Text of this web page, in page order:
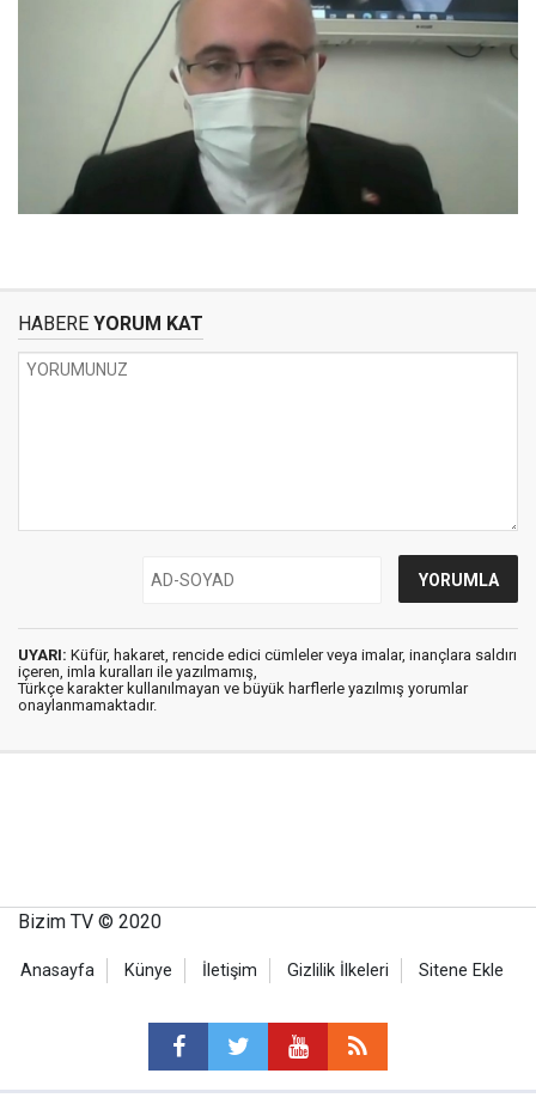
HABERE YORUM KAT
UYARI: Küfür, hakaret, rencide edici cümleler veya imalar, inançlara saldırı
içeren, imla kuralları ile yazılmamış,
Türkçe karakter kullanılmayan ve büyük harflerle yazılmış yorumlar
onaylanmamaktadır.
Bizim TV © 2020
Anasayfa Künye İletişim Gizlilik İlkeleri Sitene Ekle